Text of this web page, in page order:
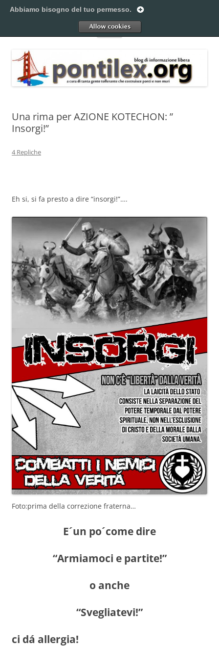
al
Pontilex
Menu
Una rima per AZIONE KOTECHON: ”
Insorgi!”
4 Repliche
Eh si, si fa presto a dire “insorgi!”….
Foto:prima della correzione fraterna…
E´un po´come dire
“Armiamoci e partite!”
o anche
“Svegliatevi!”
ci dá allergia!
Abbiamo bisogno del tuo permesso.